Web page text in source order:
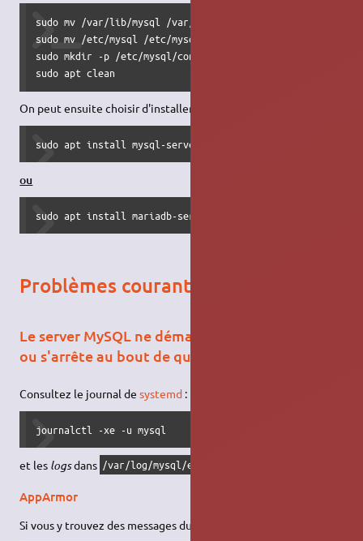
sudo mv /var/lib/mysql /var/lib/mysql.bak
sudo mv /etc/mysql /etc/mysql.bak
sudo mkdir -p /etc/mysql/conf.d
sudo apt clean
On peut ensuite choisir d'installer
sudo apt install mysql-server
ou
sudo apt install mariadb-server
Problèmes courants
Le server MySQL ne démarre pas ("time out")
ou s'arrête au bout de quelques secondes
Consultez le journal desystemd :
journalctl -xe -u mysql
et les logsdans /var/log/mysql/error.log
AppArmor
Si vous y trouvez des messages du type :